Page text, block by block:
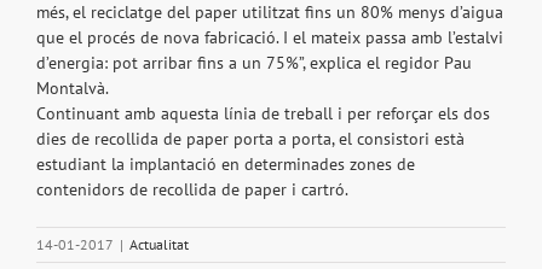
més, el reciclatge del paper utilitzat fins un 80% menys d’aigua
que el procés de nova fabricació. I el mateix passa amb l’estalvi
d’energia: pot arribar fins a un 75%”, explica el regidor Pau
Montalvà.
Continuant amb aquesta línia de treball i per reforçar els dos
dies de recollida de paper porta a porta, el consistori està
estudiant la implantació en determinades zones de
contenidors de recollida de paper i cartró.
14-01-2017 | Actualitat